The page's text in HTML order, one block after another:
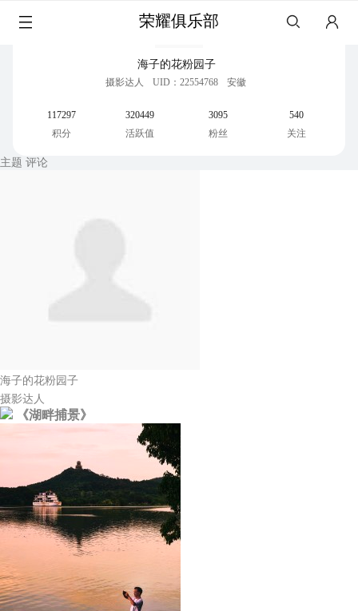
荣耀俱乐部
海子的花粉园子
摄影达人 UID：22554768 安徽
117297
积分
320449
活跃值
3095
粉丝
540
关注
主题 评论
海子的花粉园子
摄影达人
《湖畔捕景》